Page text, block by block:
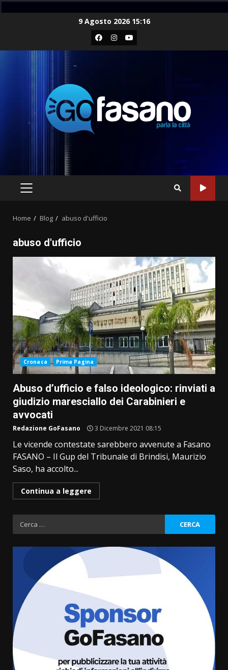
9 Agosto 2026 15:16
Facebook
Instagram
Youtube
PRIMARY
Home Blog abuso d'ufficio
abuso d'ufficio
Cronaca Prima Pagina
Abuso d’ufficio e falso ideologico: rinviati a
giudizio maresciallo dei Carabinieri e
avvocati
Redazione GoFasano 3 Dicembre 2021 08:15
Le vicende contestate sarebbero avvenute a Fasano
FASANO – Il Gup del Tribunale di Brindisi, Maurizio
Saso, ha accolto...
Continua a leggere
Ricerca
per:
La Banda Città di Fasano apre
ufficialmente la Festa di
8 Agosto 2026 11:00